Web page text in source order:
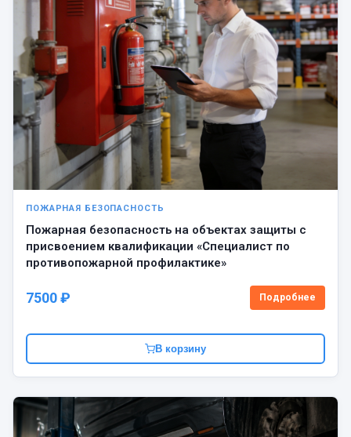
ПОЖАРНАЯ БЕЗОПАСНОСТЬ
Пожарная безопасность на объектах защиты с
присвоением квалификации «Специалист по
противопожарной профилактике»
7500 ₽ Подробнее
В корзину